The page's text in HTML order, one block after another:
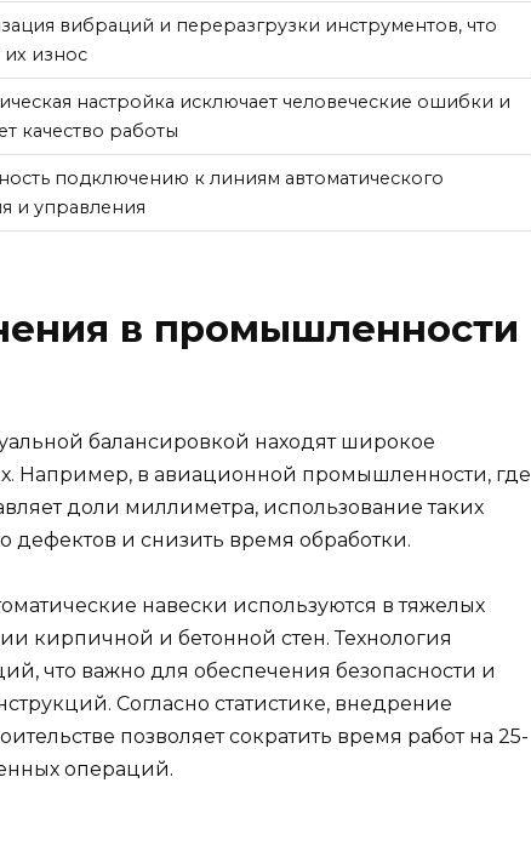
вибраций и переразгрузки инструментов, что
их износ
настройка исключает человеческие ошибки и
качество работы
подключению к линиям автоматического
и управления
в промышленности
балансировкой находят широкое
Например, в авиационной промышленности, где
доли миллиметра, использование таких
дефектов и снизить время обработки.
навески используются в тяжелых
кирпичной и бетонной стен. Технология
что важно для обеспечения безопасности и
Согласно статистике, внедрение
позволяет сократить время работ на 25-
операций.